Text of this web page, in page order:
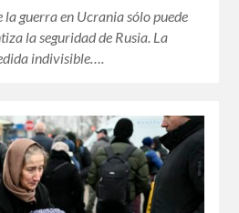
la guerra en Ucrania sólo puede
la seguridad de Rusia. La
indivisible….